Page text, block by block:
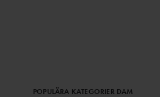
POPULÄRA KATEGORIER DAM